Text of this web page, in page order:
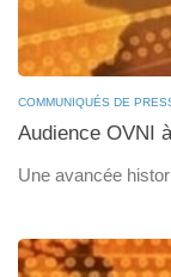
COMMUNIQUÉS DE
Audience OVNI
Une avancée